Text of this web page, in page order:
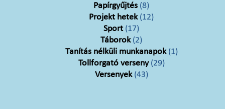
Papírgyűjtés (8)
Projekt hetek(12)
Sport(17)
Táborok(2)
Tanítás nélküli munkanapok(1)
Tollforgató verseny(29)
Versenyek(43)